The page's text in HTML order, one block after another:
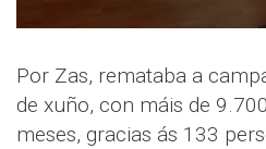
Por Zas, remataba a
de xuño, con máis de
meses, gracias ás 133